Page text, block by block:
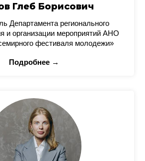
Глеб Борисович
Департамента регионального
и организации мероприятий АНО
фестиваля молодежи»
Подробнее →